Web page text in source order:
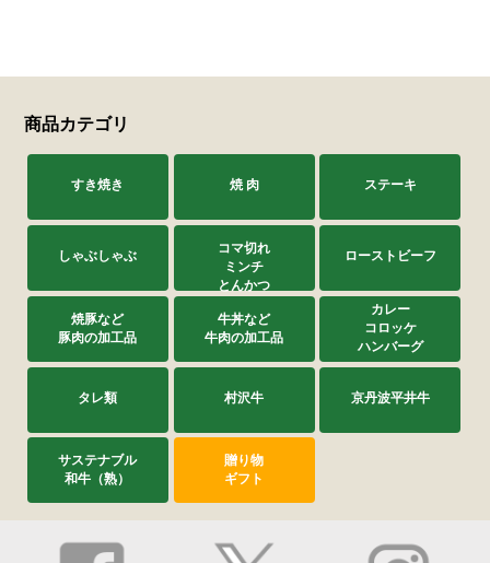
商品カテゴリ
すき焼き 焼 肉 ステーキ
しゃぶしゃぶ
コマ切れ
ミンチ
とんかつ
ローストビーフ
焼豚など
豚肉の加工品
牛丼など
牛肉の加工品
カレー
コロッケ
ハンバーグ
タレ類 村沢牛 京丹波平井牛
サステナブル
和牛（熟）
贈り物
ギフト